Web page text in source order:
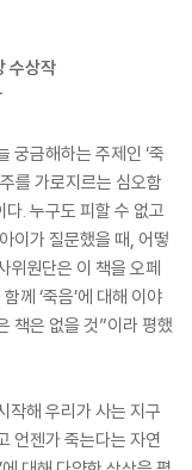
수상작
궁금해하는 주제인 ‘죽
를 가로지르는 심오함
. 누구도 피할 수 없고
이가 질문했을 때, 어떻
위원단은 이 책을 오페
께 ‘죽음’에 대해 이야
책은 없을 것”이라 평했
작해 우리가 사는 지구
언젠가 죽는다는 자연